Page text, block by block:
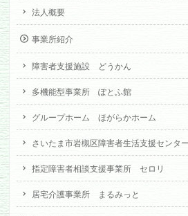
法人概要
事業所紹介
障害者支援施設 どうかん
多機能型事業所 ぽとふ館
グループホーム ほがらかホーム
さいたま市岩槻区障害者生活支援センタ
指定障害者相談支援事業所 セロリ
居宅介護事業所 まるみっと